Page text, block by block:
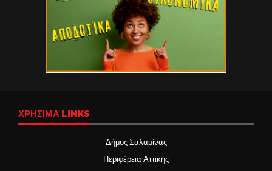
ΧΡΉΣΙΜΑ LINKS
Δήμος Σαλαμίνας
Περιφέρεια Αττικής